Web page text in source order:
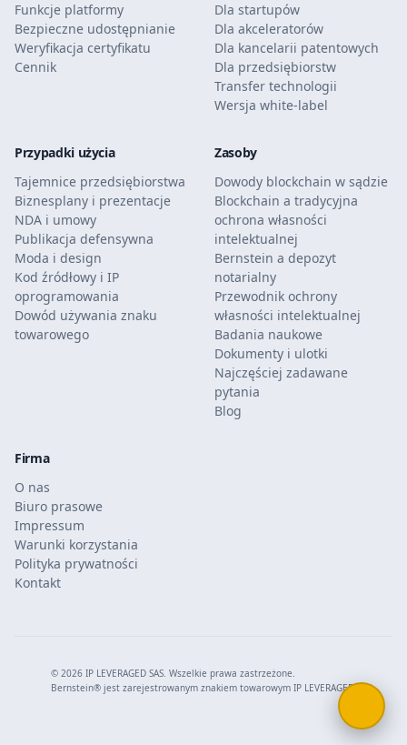
Funkcje platformy
Bezpieczne udostępnianie
Weryfikacja certyfikatu
Cennik
Dla startupów
Dla akceleratorów
Dla kancelarii patentowych
Dla przedsiębiorstw
Transfer technologii
Wersja white-label
Przypadki użycia
Tajemnice przedsiębiorstwa
Biznesplany i prezentacje
NDA i umowy
Publikacja defensywna
Moda i design
Kod źródłowy i IP
oprogramowania
Dowód używania znaku
towarowego
Zasoby
Dowody blockchain w sądzie
Blockchain a tradycyjna
ochrona własności
intelektualnej
Bernstein a depozyt
notarialny
Przewodnik ochrony
własności intelektualnej
Badania naukowe
Dokumenty i ulotki
Najczęściej zadawane
pytania
Blog
Firma
O nas
Biuro prasowe
Impressum
Warunki korzystania
Polityka prywatności
Kontakt
© 2026 IP LEVERAGED SAS. Wszelkie prawa zastrzeżone.
Bernstein® jest zarejestrowanym znakiem towarowym IP LEVERAGED SAS.